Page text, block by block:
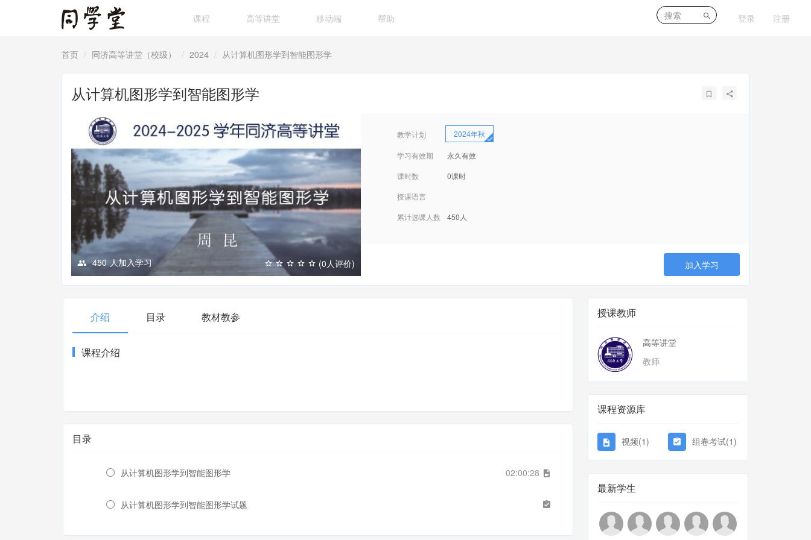
课程 高等讲堂 移动端 帮助 登录 注册
首页 同济高等讲堂（校级） 2024 从计算机图形学到智能图形学
从计算机图形学到智能图形学
450 人加入学习 (0人评价)
教学计划 2024年秋
学习有效期
永久有效
课时数
0课时
授课语言
累计选课人数
450人
加入学习
介绍 目录 教材教参
课程介绍
目录
从计算机图形学到智能图形学 02:00:28
从计算机图形学到智能图形学试题
授课教师
高等讲堂
教师
课程资源库
视频(1) 组卷考试(1)
最新学生